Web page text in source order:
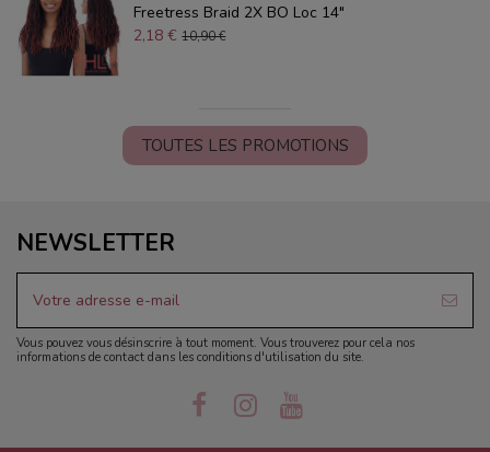
Freetress Braid 2X BO Loc 14"
2,18 € 10,90 €
TOUTES LES PROMOTIONS
NEWSLETTER
Vous pouvez vous désinscrire à tout moment. Vous trouverez pour cela nos
informations de contact dans les conditions d'utilisation du site.